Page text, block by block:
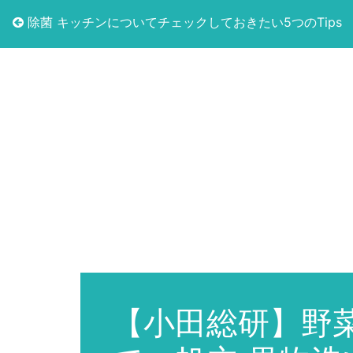
除菌 キッチンについてチェックしておきたい5つのTips
【小田総研】